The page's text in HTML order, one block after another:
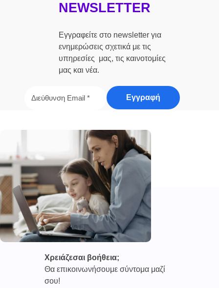
NEWSLETTER
Εγγραφείτε στο newsletter για
ενημερώσεις σχετικά με τις
υπηρεσίες μας, τις καινοτομίες
μας και νέα.
Χρειάζεσαι βοήθεια;
Θα επικοινωνήσουμε σύντομα μαζί
σου!